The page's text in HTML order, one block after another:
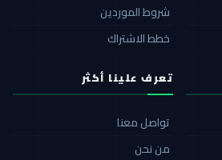
شروط الموردين
خطط الاشتراك
تعرف علينا أكثر
تواصل معنا
من نحن